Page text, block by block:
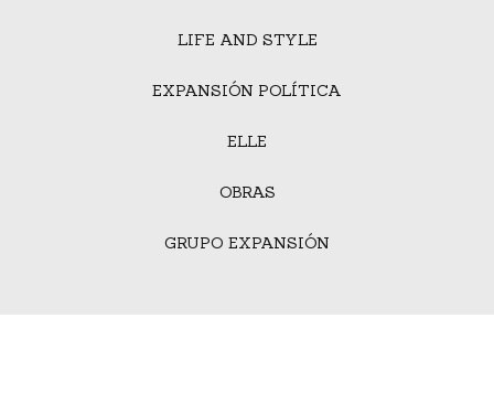
LIFE AND STYLE
EXPANSIÓN POLÍTICA
ELLE
OBRAS
GRUPO EXPANSIÓN